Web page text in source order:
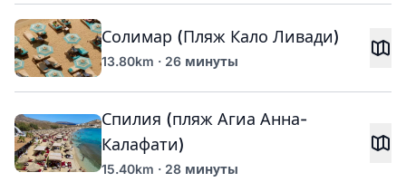
Солимар (Пляж Кало Ливади)
13.80km · 26 минуты
Спилия (пляж Агиа Анна-
Калафати)
15.40km · 28 минуты